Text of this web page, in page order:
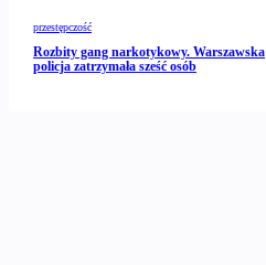
przestępczość
Rozbity gang narkotykowy. Warszawska
policja zatrzymała sześć osób